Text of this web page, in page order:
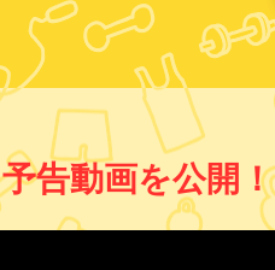
予告動画を公開！